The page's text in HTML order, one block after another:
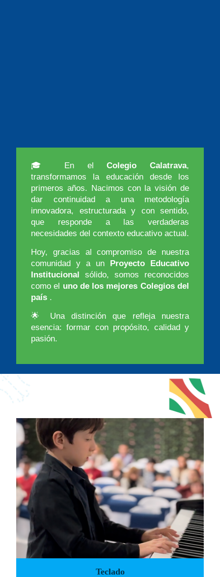
🎓 En elColegio Calatrava,
transformamos la educación desde los
primeros años. Nacimos con la visión de
dar continuidad a una metodología
innovadora, estructurada y con sentido,
que responde a las verdaderas
necesidades del contexto educativo actual.
Hoy, gracias al compromiso de nuestra
comunidad y a un Proyecto Educativo
Institucional sólido, somos reconocidos
como el uno de los mejores Colegios del
país .
🌟 Una distinción que refleja nuestra
esencia: formar con propósito, calidad y
pasión.
Teclado